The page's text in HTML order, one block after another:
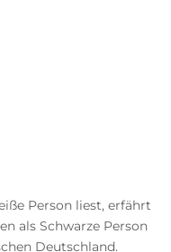
Person liest, erfährt
als Schwarze Person
Deutschland.